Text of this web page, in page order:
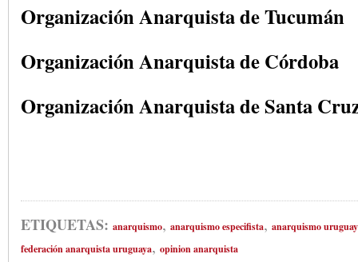
Organización Anarquista de Tucumán
Organización Anarquista de Córdoba
Organización Anarquista de Santa
ETIQUETAS: anarquismo, anarquismo especifista, anarquismo uruguay
federación anarquista uruguaya, opinion anarquista